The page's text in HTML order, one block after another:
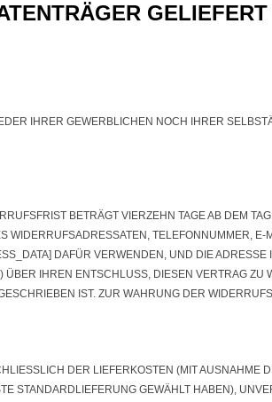
IHRER GEWERBLICHEN NOCH IHRER
BETRÄGT VIERZEHN TAGE AB DEM
WIDERRUFSADRESSATEN, TELEFONNUMMER, E-
DAFÜR VERWENDEN, UND DIE ADRESSE
IHREN ENTSCHLUSS, DIESEN VERTRAG ZU
IST. ZUR WAHRUNG DER
DER LIEFERKOSTEN (MIT AUSNAHME
STANDARDLIEFERUNG GEWÄHLT HABEN),